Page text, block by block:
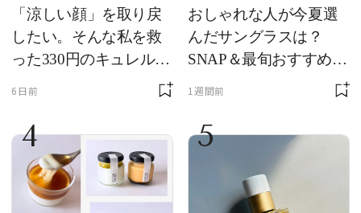
「涼しい顔」を取り戻
したい。そんな私を救
った330円のキュレル名
6日前
おしゃれな人が今夏選
んだサングラスは？
SNAP＆最旬おすすめサ
1週間前
4 5